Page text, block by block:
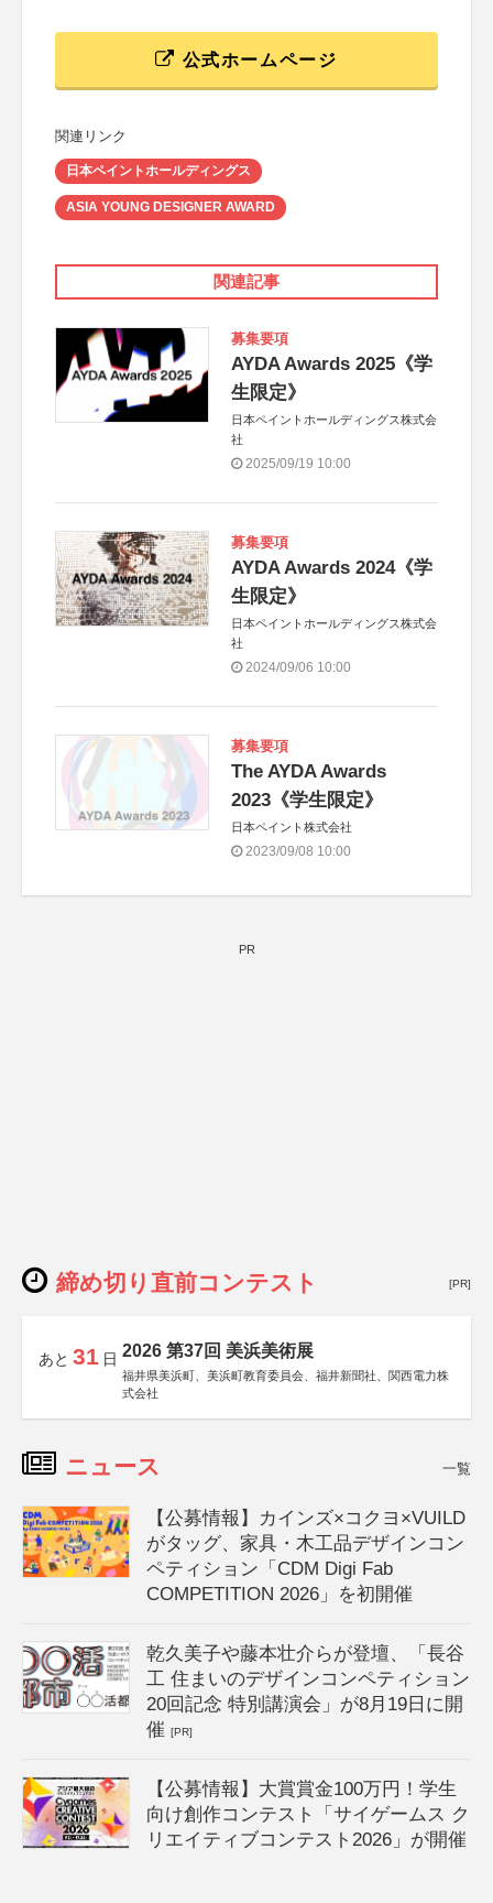
公式ホームページ
関連リンク
日本ペイントホールディングス
ASIA YOUNG DESIGNER AWARD
関連記事
募集要項
AYDA Awards 2025《学
生限定》
日本ペイントホールディングス株式会
社
2025/09/19 10:00
募集要項
AYDA Awards 2024《学
生限定》
日本ペイントホールディングス株式会
社
2024/09/06 10:00
募集要項
The AYDA Awards
2023《学生限定》
日本ペイント株式会社
2023/09/08 10:00
PR
締め切り直前コンテスト [PR]
あと 31 日 2026 第37回 美浜美術展
福井県美浜町、美浜町教育委員会、福井新聞社、関西電力株
式会社
ニュース 一覧
【公募情報】カインズ×コクヨ×VUILD
がタッグ、家具・木工品デザインコン
ペティション「CDM Digi Fab
COMPETITION 2026」を初開催
乾久美子や藤本壮介らが登壇、「長谷
工 住まいのデザインコンペティション
20回記念 特別講演会」が8月19日に開
催[PR]
【公募情報】大賞賞金100万円！学生
向け創作コンテスト「サイゲームス ク
リエイティブコンテスト2026」が開催